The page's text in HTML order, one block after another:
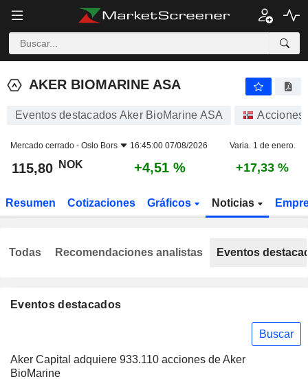
AKER BIOMARINE ASA
AKER BIOMARINE ASA
Eventos destacados Aker BioMarine ASA Acciones
Mercado cerrado - Oslo Bors 16:45:00 07/08/2026 Varia. 1 de enero.
115,80 NOK +4,51 % +17,33 %
Resumen Cotizaciones Gráficos Noticias
Eventos destacados
Buscar
Aker Capital adquiere 933.110 acciones de Aker
BioMarine
Todas Recomendaciones analistas Eventos